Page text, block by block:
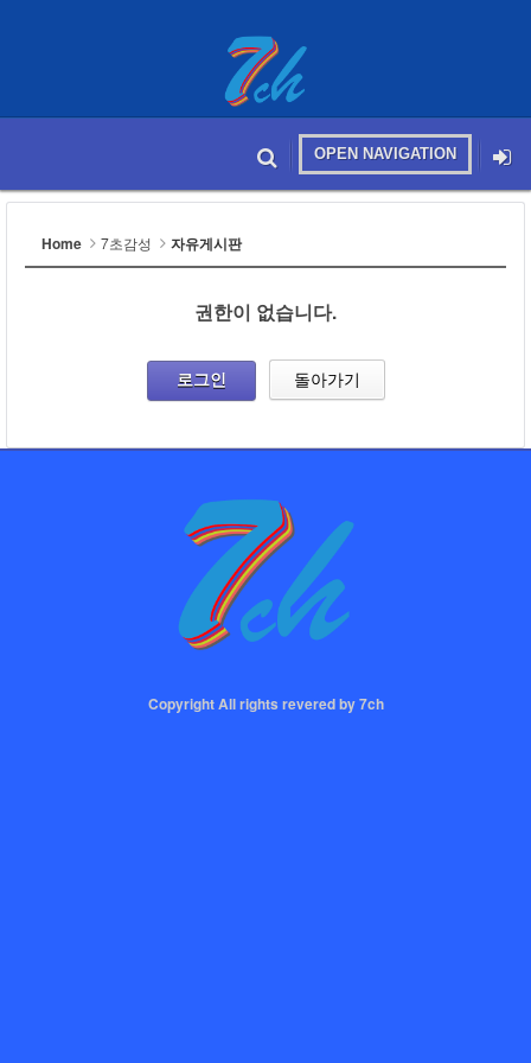
메뉴 건너뛰기
OPEN NAVIGATION
본문시작
Home 7초감성 자유게시판
권한이 없습니다.
로그인 돌아가기
Copyright All rights revered by 7ch